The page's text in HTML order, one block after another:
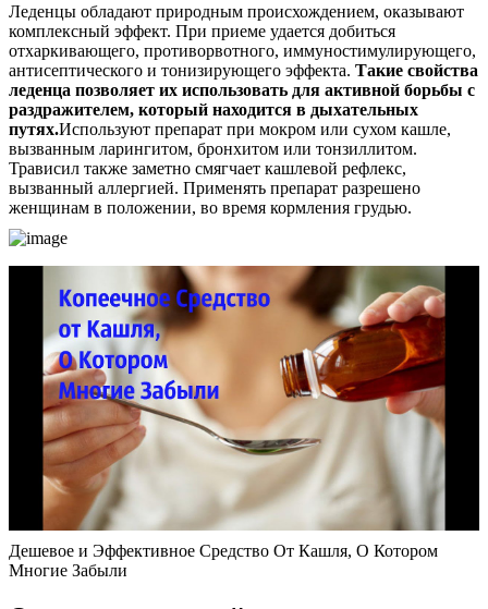
Леденцы обладают природным происхождением, оказывают
комплексный эффект. При приеме удается добиться
отхаркивающего, противорвотного, иммуностимулирующего,
антисептического и тонизирующего эффекта. Такие свойства
леденца позволяет их использовать для активной борьбы с
раздражителем, который находится в дыхательных
путях.Используют препарат при мокром или сухом кашле,
вызванным ларингитом, бронхитом или тонзиллитом.
Трависил также заметно смягчает кашлевой рефлекс,
вызванный аллергией. Применять препарат разрешено
женщинам в положении, во время кормления грудью.
Дешевое и Эффективное Средство От Кашля, О Котором
Многие Забыли